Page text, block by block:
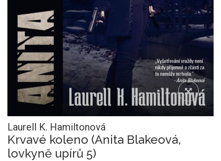
Laurell K. Hamiltonová
Krvavé koleno (Anita Blakeová,
lovkyně upírů 5)